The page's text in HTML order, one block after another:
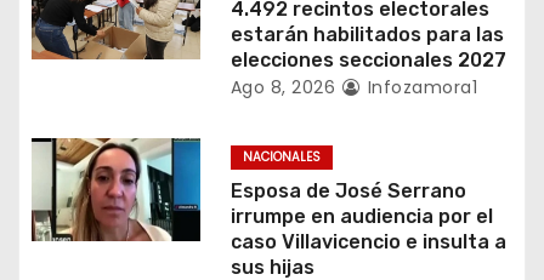
a
a
s
4.492 recintos electorales
estarán habilitados para las
elecciones seccionales 2027
Ago 8, 2026 Infozamora1
NACIONALES
Esposa de José Serrano
irrumpe en audiencia por el
caso Villavicencio e insulta a
sus hijas